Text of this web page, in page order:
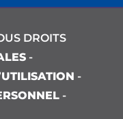
DROITS
-
-
-